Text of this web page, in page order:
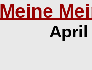
Meine
April